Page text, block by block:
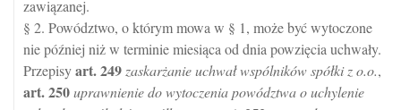
zawiązanej.
§ 2. Powództwo, o którym mowa w § 1, może być wytoczone
nie później niż w terminie miesiąca od dnia powzięcia uchwały.
Przepisyart.249 zaskarżanie uchwał wspólników spółki z o.o.,
art.250uprawnienie do wytoczenia powództwa o uchylenie